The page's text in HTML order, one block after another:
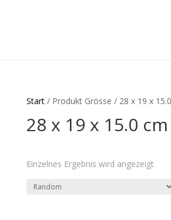
Start/ Produkt Grösse / 28 x 19 x
28 x 19 x 15.0 cm
Einzelnes Ergebnis wird angezeigt